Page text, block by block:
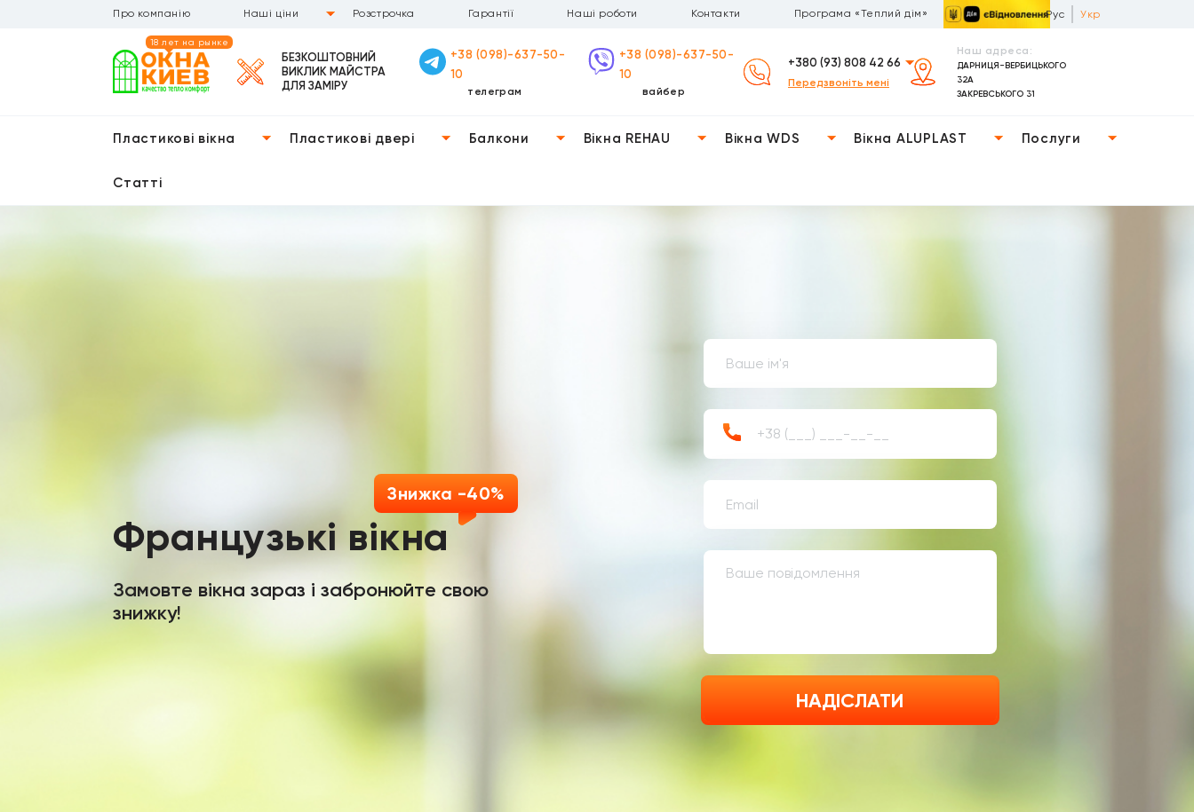
Про компанію Наші ціни Розстрочка Гарантії Наші роботи Контакти Програма «Теплий дім» Рус Укр
18 лет на рынке
БЕЗКОШТОВНИЙ
ВИКЛИК МАЙСТРА
ДЛЯ ЗАМІРУ
+38 (098)-637-50-
10
телеграм
+38 (098)-637-50-
10
вайбер
+380 (93) 808 42 66
Передзвоніть мені
Наш адреса:
ДАРНИЦЯ-ВЕРБИЦЬКОГО
32А
ЗАКРЕВСЬКОГО 31
Пластикові вікна Пластикові двері Балкони Вікна REHAU Вікна WDS Вікна ALUPLAST Послуги
Статті
Французькі вікна
Знижка -40%
Замовте вікна зараз і забронюйте свою
знижку!
НАДІСЛАТИ